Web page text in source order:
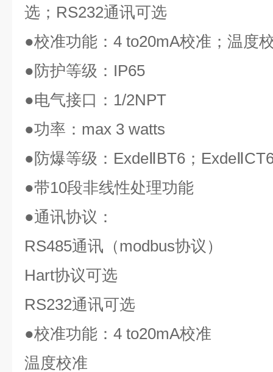
选； RS232通讯可选
●校准功能： 4 to20mA校准；温度
●防护等级： IP65
●电气接口： 1/2NPT
●功率： max 3 watts
●防爆等级： ExdeⅡBT6 ；
●带10段非线性处理功能
●通讯协议：
RS485通讯（modbus协议）
Hart协议可选
RS232通讯可选
●校准功能： 4 to20mA校准
温度校准